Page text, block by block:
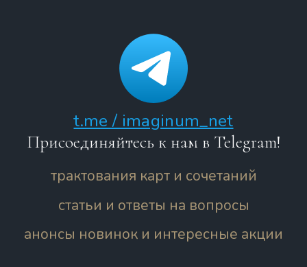
t.me / imaginum_net
Присоединяйтесь к нам в Telegram!
трактования карт и сочетаний
статьи и ответы на вопросы
анонсы новинок и интересные акции